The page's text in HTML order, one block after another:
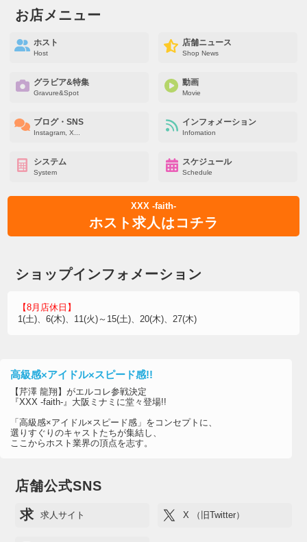
お店メニュー
ホスト
Host
店舗ニュース
Shop News
グラビア&特集
Gravure&Spot
動画
Movie
ブログ・SNS
Instagram, X...
インフォメーション
Infomation
システム
System
スケジュール
Schedule
XXX -faith-
ホスト求人はコチラ
ショップインフォメーション
【8月店休日】
1(土)、6(木)、11(火)～15(土)、20(木)、27(木)
高級感×アイドル×スピード感!!
【芹澤 龍翔】がエルコレ参戦決定
『XXX -faith-』大阪ミナミに堂々登場!!
「高級感×アイドル×スピード感」をコンセプトに、
選りすぐりのキャストたちが集結し、
ここからホスト業界の頂点を志す。
店舗公式SNS
求
求人サイト X （旧Twitter）